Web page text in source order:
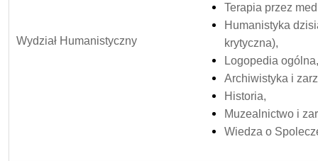
Wydział Humanistyczny
Terapia przez
Humanistyka
krytyczna),
Logopedia
Archiwistyka i
Historia,
Muzealnictwo i
Wiedza o